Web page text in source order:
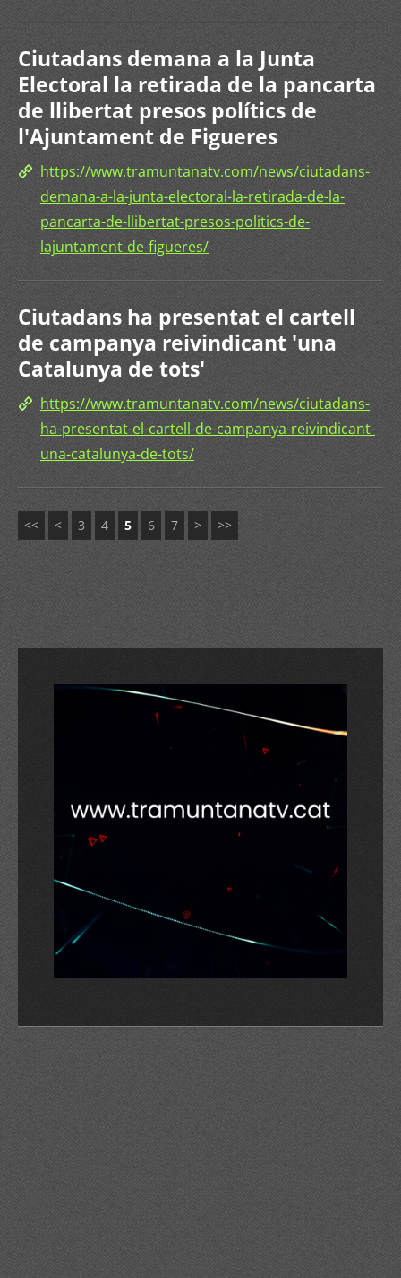
Ciutadans demana a la Junta
Electoral la retirada de la pancarta
de llibertat presos polítics de
l'Ajuntament de Figueres
https://www.tramuntanatv.com/news/ciutadans-
demana-a-la-junta-electoral-la-retirada-de-la-
pancarta-de-llibertat-presos-politics-de-
lajuntament-de-figueres/
Ciutadans ha presentat el cartell
de campanya reivindicant 'una
Catalunya de tots'
https://www.tramuntanatv.com/news/ciutadans-
ha-presentat-el-cartell-de-campanya-reivindicant-
una-catalunya-de-tots/
<< < 3 4 5 6 7 > >>